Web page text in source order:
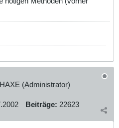
(Administrator)
Beiträge: 22623